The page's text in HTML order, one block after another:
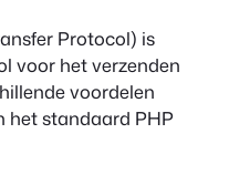
Protocol) is
voor het verzenden
voordelen
het standaard PHP